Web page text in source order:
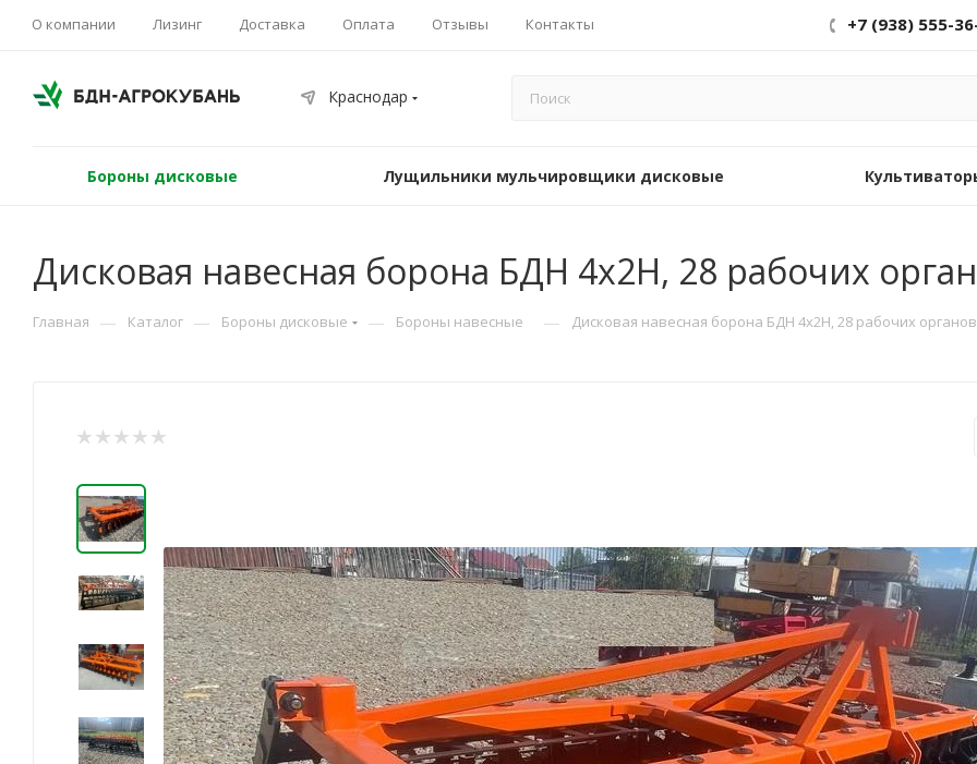
О компании Лизинг Доставка Оплата Отзывы Контакты +7 (938) 555-
Краснодар
Бороны дисковые Лущильники мульчировщики дисковые
Дисковая навесная борона БДН 4х2Н, 28 рабочих
Главная — Каталог — Бороны дисковые — Бороны навесные — Дисковая навесная борона БДН 4х2Н, 28 рабочих органов